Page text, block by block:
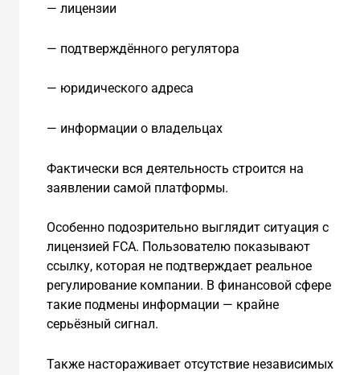
— лицензии
— подтверждённого регулятора
— юридического адреса
— информации о владельцах
Фактически вся деятельность строится на
заявлении самой платформы.
Особенно подозрительно выглядит ситуация с
лицензией FCA. Пользователю показывают
ссылку, которая не подтверждает реальное
регулирование компании. В финансовой сфере
такие подмены информации — крайне
серьёзный сигнал.
Также настораживает отсутствие независимых